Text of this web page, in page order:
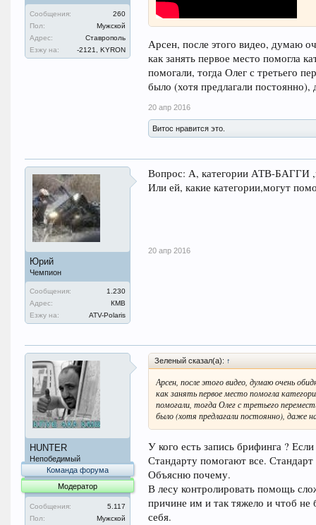
Сообщения:
260
Пол:
Мужской
Адрес:
Ставрополь
Езжу на:
-2121, KYRON
Спасибо афтору ))
Арсен, после этого видео, думаю
как занять первое место помогла
помогали, тогда Олег с третьего
было (хотя предлагали
20 апр 2016
Витос нравится это.
Юрий
Чемпион
Сообщения:
1.230
Адрес:
КМВ
Езжу на:
ATV-Polaris
Вопрос: А, категории АТВ-БАГГИ
Или ей, какие категории,могут
20 апр 2016
HUNTER
Непобедимый
Команда форума
Модератор
Сообщения:
5.117
Пол:
Мужской
Зеленый сказал(а): ↑
Арсен, после этого видео, думаю очень
как занять первое место помогла
помогали, тогда Олег с третьего
было (хотя предлагали постоянно), даже
У кого есть запись брифинга ?
Стандарту помогают все.
Объясню почему.
В лесу контролировать помощь
причине им и так тяжело и чтоб
себя.